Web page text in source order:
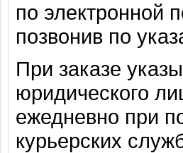
по электронной
позвонив по
При заказе
юридического
ежедневно при
курьерских